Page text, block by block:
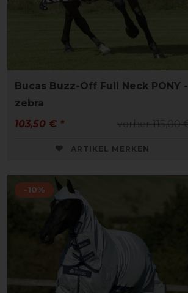
Bucas Buzz-Off Full Neck PONY -
zebra
103,50 € *
ARTIKEL MERKEN
-10%